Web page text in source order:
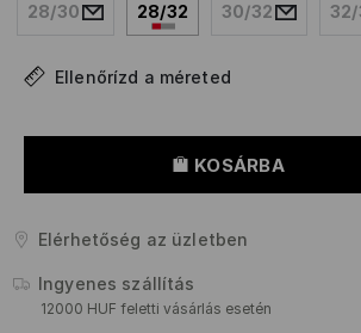
28/30 28/32 30/32
Ellenőrízd a méreted
KOSÁRBA
Elérhetőség az üzletben
Ingyenes szállítás
12000 HUF feletti vásárlás esetén